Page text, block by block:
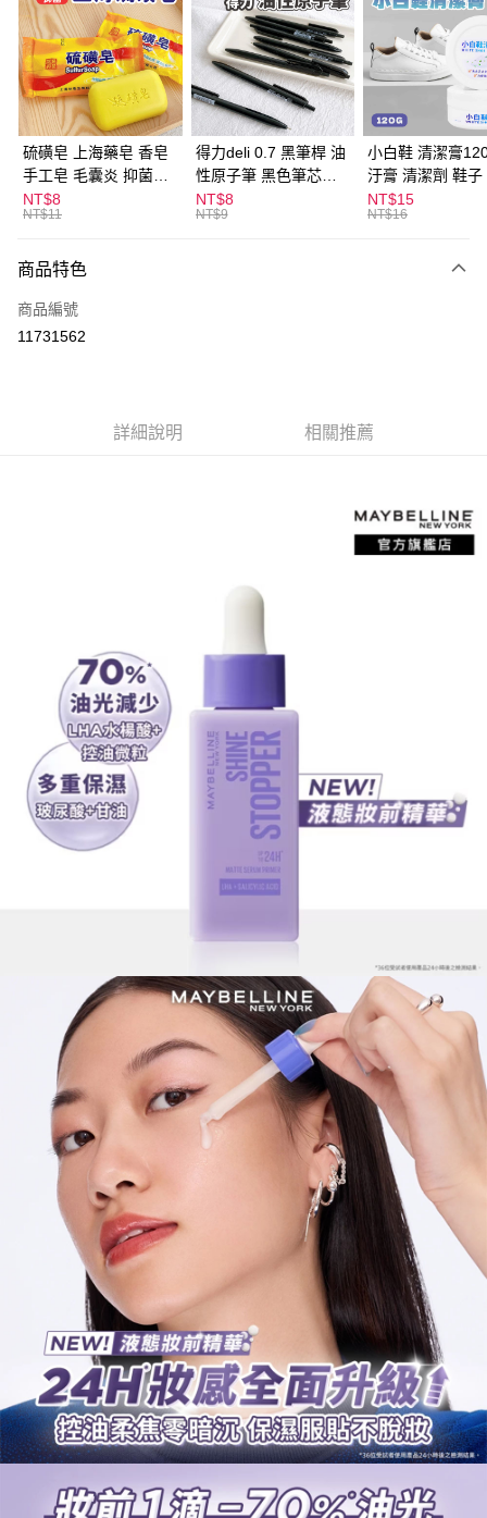
LINE Pay
Apple Pay
街口支付
悠遊付
ATM付款
全家取貨付款
每筆NT$60，滿NT$599(含以上)免運費
付款後全家取貨
每筆NT$60，滿NT$599(含以上)免運費
硫磺皂 上海藥皂 香皂
手工皂 毛囊炎 抑菌除
蟎 清潔護膚 去油去痘
寵物皮膚病 狗狗貓咪
NT$8
NT$11
得力deli 0.7 黑筆桿 油
性原子筆 黑色筆芯
S304
NT$8
NT$9
小白鞋 清潔膏
汙膏 清潔劑 鞋子
漬 白皮鞋 鞋油
NT$15
NT$16
商品特色
商品編號
11731562
詳細說明 相關推薦